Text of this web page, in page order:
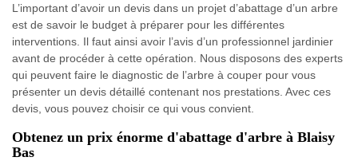
L’important d’avoir un devis dans un projet d’abattage d’un arbre
est de savoir le budget à préparer pour les différentes
interventions. Il faut ainsi avoir l’avis d’un professionnel jardinier
avant de procéder à cette opération. Nous disposons des experts
qui peuvent faire le diagnostic de l’arbre à couper pour vous
présenter un devis détaillé contenant nos prestations. Avec ces
devis, vous pouvez choisir ce qui vous convient.
Obtenez un prix énorme d'abattage d'arbre à Blaisy
Bas